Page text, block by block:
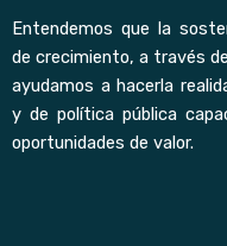
Entendemos que la
de crecimiento, a través
ayudamos a hacerla
y de política pública
oportunidades de valor.